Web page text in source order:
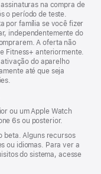
na compra de
o período de teste.
por família se você fizer
independentemente do
A oferta não
Fitness+ anteriormente.
do aparelho
até que seja
ou um Apple Watch
6s ou posterior.
beta. Alguns recursos
ou idiomas. Para ver a
do sistema, acesse